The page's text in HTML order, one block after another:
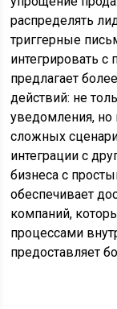
распределять
триггерные
интегрировать
предлагает
действий: не
уведомления, но
сложных
интеграции с
бизнеса с
обеспечивает
компаний,
процессами
предоставляет